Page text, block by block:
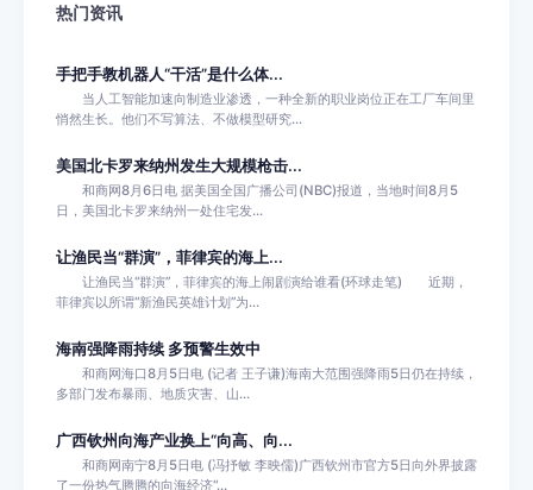
热门资讯
手把手教机器人“干活”是什么体...
当人工智能加速向制造业渗透，一种全新的职业岗位正在工厂车间里
悄然生长。他们不写算法、不做模型研究...
美国北卡罗来纳州发生大规模枪击...
和商网8月6日电 据美国全国广播公司(NBC)报道，当地时间8月5
日，美国北卡罗来纳州一处住宅发...
让渔民当“群演”，菲律宾的海上...
让渔民当“群演”，菲律宾的海上闹剧演给谁看(环球走笔) 近期，
菲律宾以所谓“新渔民英雄计划”为...
海南强降雨持续 多预警生效中
和商网海口8月5日电 (记者 王子谦)海南大范围强降雨5日仍在持续，
多部门发布暴雨、地质灾害、山...
广西钦州向海产业换上“向高、向...
和商网南宁8月5日电 (冯抒敏 李映儒)广西钦州市官方5日向外界披露
了一份热气腾腾的向海经济“...